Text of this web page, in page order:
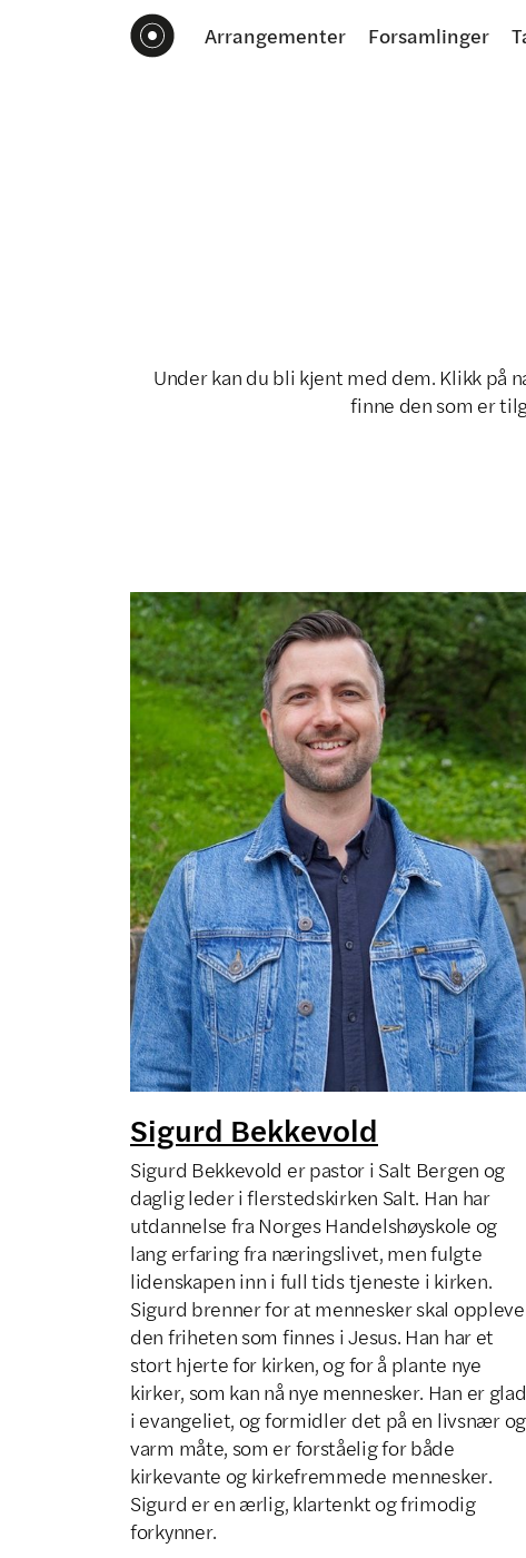
Arrangementer Forsamlinger
Under kan du bli kjent med dem. Klikk på
finne den som er
Sigurd Bekkevold
Sigurd Bekkevold er pastor i Salt Bergen og
daglig leder i flerstedskirken Salt. Han har
utdannelse fra Norges Handelshøyskole og
lang erfaring fra næringslivet, men fulgte
lidenskapen inn i full tids tjeneste i kirken.
Sigurd brenner for at mennesker skal oppleve
den friheten som finnes i Jesus. Han har et
stort hjerte for kirken, og for å plante nye
kirker, som kan nå nye mennesker. Han er glad
i evangeliet, og formidler det på en livsnær og
varm måte, som er forståelig for både
kirkevante og kirkefremmede mennesker.
Sigurd er en ærlig, klartenkt og frimodig
forkynner.